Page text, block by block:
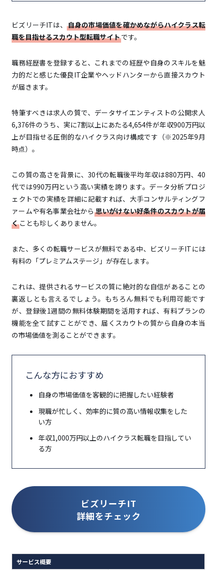
ビズリーチITは、 自身の市場価値を確かめながらハイクラス転
職を目指せるスカウト型転職サイトです。
職務経歴書を登録すると、これまでの経歴や自身のスキルを魅
力的だと感じた優良IT企業やヘッドハンターから直接スカウト
が届きます。
特筆すべきは求人の質で、データサイエンティストの公開求人
6,376件のうち、実に7割以上にあたる4,654件が年収900万円以
上が目指せる圧倒的なハイクラス向け構成です（※2025年9月
時点）。
この質の高さを背景に、30代の転職後平均年収は880万円、40
代では990万円という高い実績を誇ります。データ分析プロジ
ェクトでの実績を詳細に記載すれば、大手コンサルティングフ
ァームや有名事業会社から 思いがけない好条件のスカウトが届
くことも珍しくありません。
また、多くの転職サービスが無料である中、ビズリーチITには
有料の「プレミアムステージ」が存在します。
これは、提供されるサービスの質に絶対的な自信があることの
裏返しとも言えるでしょう。もちろん無料でも利用可能です
が、登録後1週間の無料体験期間を活用すれば、有料プランの
機能を全て試すことができ、届くスカウトの質から自身の本当
の市場価値を測ることができます。
こんな方におすすめ
自身の市場価値を客観的に把握したい経験者
現職が忙しく、効率的に質の高い情報収集をした
い方
年収1,000万円以上のハイクラス転職を目指してい
る方
ビズリーチIT
詳細をチェック
サービス概要